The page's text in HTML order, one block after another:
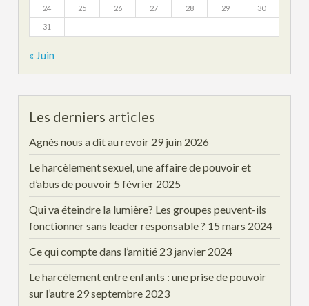
24 25 26 27 28 29 30
31
« Juin
Les derniers articles
Agnès nous a dit au revoir 29 juin 2026
Le harcèlement sexuel, une affaire de pouvoir et
d’abus de pouvoir 5 février 2025
Qui va éteindre la lumière? Les groupes peuvent-ils
fonctionner sans leader responsable ? 15 mars 2024
Ce qui compte dans l’amitié 23 janvier 2024
Le harcèlement entre enfants : une prise de pouvoir
sur l’autre 29 septembre 2023